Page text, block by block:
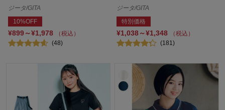
ジータ/GITA
10%OFF
¥899～¥1,978
（税込）
(48)
ジータ/GITA
特別価格
¥1,038～¥1,348
（税込）
(181)